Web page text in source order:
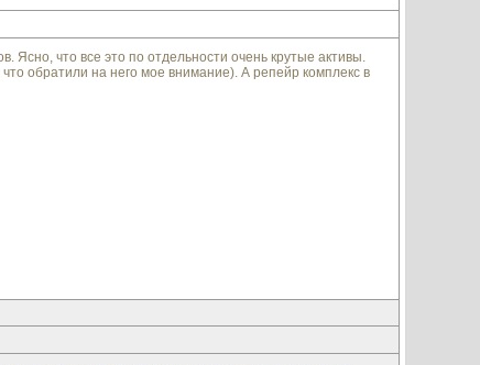
Ясно, что все это по отдельности очень крутые активы.
обратили на него мое внимание). А репейр комплекс в